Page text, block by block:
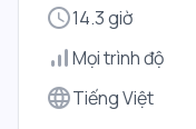
schedule14.3 giờ
signal_cellular_altMọi trình độ
languageTiếng Việt